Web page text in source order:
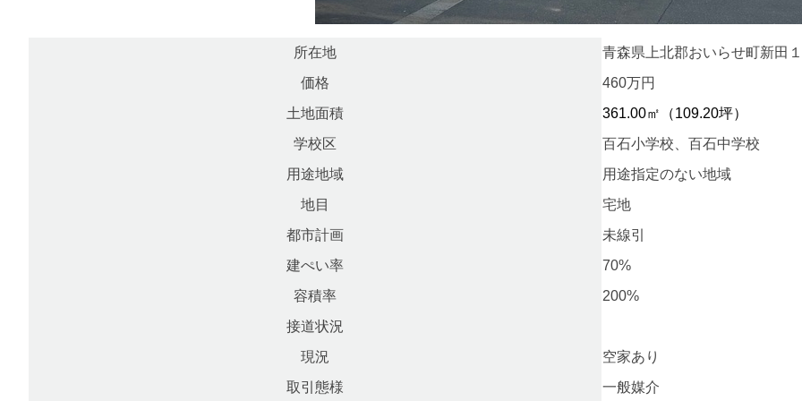
所在地
青森県上北郡おいらせ町新田
価格
460万円
土地面積
361.00㎡（109.20坪）
学校区
百石小学校、百石中学校
用途地域
用途指定のない地域
地目
宅地
都市計画
未線引
建ぺい率
70%
容積率
200%
接道状況
現況
空家あり
取引態様
一般媒介